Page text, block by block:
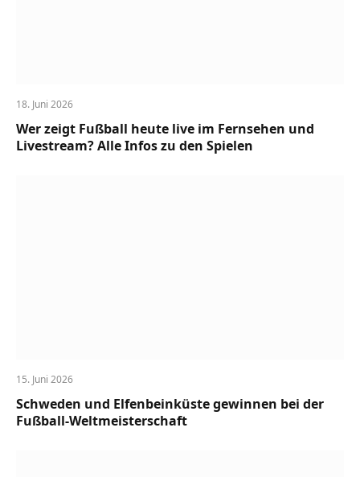
18. Juni 2026
Wer zeigt Fußball heute live im Fernsehen und
Livestream? Alle Infos zu den Spielen
15. Juni 2026
Schweden und Elfenbeinküste gewinnen bei der
Fußball-Weltmeisterschaft